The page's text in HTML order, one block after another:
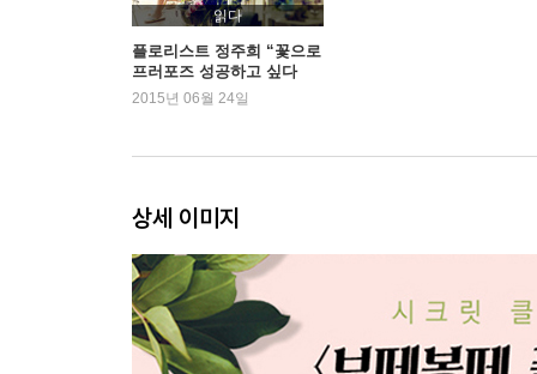
SUMMER FLOWER CLASS
07 Beaute classique 클래식한 아름다움
08 Bienvenue a tous 환영의 인사를 전하는 싱그러
09 Au parc monceau 파리 몽소공원의 선물
12 Fleurs marines 바닷속에서 피어난 꽃
13 Belle cloture chandelier des fleurs 꽃으로 만든
14 Dans la foret 한여름의 숲에서
Flower Story 여름의 꽃들, 클레마티스·시계초·수국
읽다
플로리스트 정주희 “꽃으로
프러포즈 성공하고 싶다
면…”
2015년 06월 24일
상세 이미지